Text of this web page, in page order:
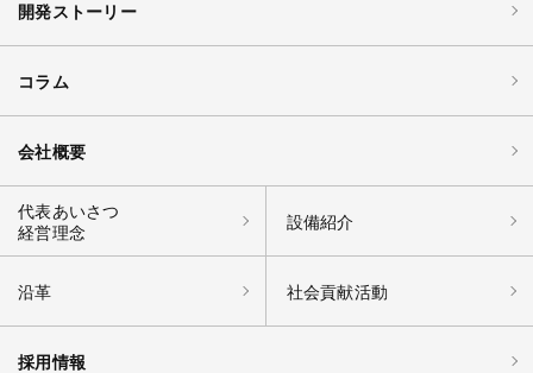
開発ストーリー
コラム
会社概要
代表あいさつ
経営理念
設備紹介
沿革 社会貢献活動
採用情報